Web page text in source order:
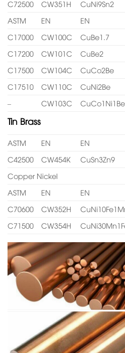
C72500
CW351H CuNi9Sn2
ASTM
EN EN
C17000
CW100C CuBe1.7
C17200
CW101C CuBe2
C17500
CW104C CuCo2Be
C17510
CW110C CuNi2Be
–
CW103C CuCo1Ni1Be
Tin Brass
ASTM EN EN
C42500
CW454K CuSn3Zn9
Copper Nickel
ASTM
EN EN
C70600
CW352H
C71500
CW354H